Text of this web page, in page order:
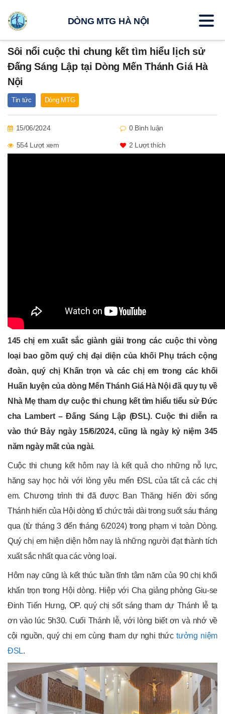
Sôi nổi cuộc thi chung kết tìm hiểu lịch sử
Đấng Sáng Lập tại Dòng Mến Thánh Giá Hà
Nội
Tin tức Dòng MTG
15/06/2024 0 Bình luận
554 Lượt xem 2 Lượt thích
145 chị em xuất sắc giành giải trong các cuộc thi vòng
loại bao gồm quý chị đại diện của khối Phụ trách cộng
đoàn, quý chị Khấn trọn và các chị em trong các khối
Huấn luyện của dòng Mến Thánh Giá Hà Nội đã quy tụ về
Nhà Mẹ tham dự cuộc thi chung kết tìm hiểu tiểu sử Đức
cha Lambert – Đấng Sáng Lập (ĐSL). Cuộc thi diễn ra
vào thứ Bảy ngày 15/6/2024, cũng là ngày kỷ niệm 345
năm ngày mất của ngài.
Cuộc thi chung kết hôm nay là kết quả cho những nỗ lực,
hăng say học hỏi với lòng yêu mến ĐSL của tất cả các chị
em. Chương trình thi đã được Ban Thăng hiến đời sống
Thánh hiến của Hội dòng tổ chức trải dài trong suốt sáu tháng
qua (từ tháng 3 đến tháng 6/2024) trong phạm vi toàn Dòng.
Quý chị em hiện diện hôm nay là những người đạt thành tích
xuất sắc nhất qua các vòng loại.
Hôm nay cũng là kết thúc tuần tĩnh tâm năm của 90 chị khối
khấn trọn trong Hội dòng. Hiệp với Cha giảng phòng Giu-se
Đinh Tiến Hưng, OP. quý chị sốt sáng tham dự Thánh lễ tạ
ơn vào lúc 5h30. Cuối Thánh lễ, với lòng biết ơn và nhớ về
cội nguồn, quý chị em cùng tham dự nghi thứctưởng niệm
ĐSL.
DÒNG MTG HÀ NỘI